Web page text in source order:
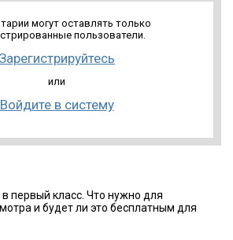
могут оставлять только
пользователи.
Зарегистрируйтесь
или
Войдите в систему
первый класс. Что нужно для
и будет ли это бесплатным для